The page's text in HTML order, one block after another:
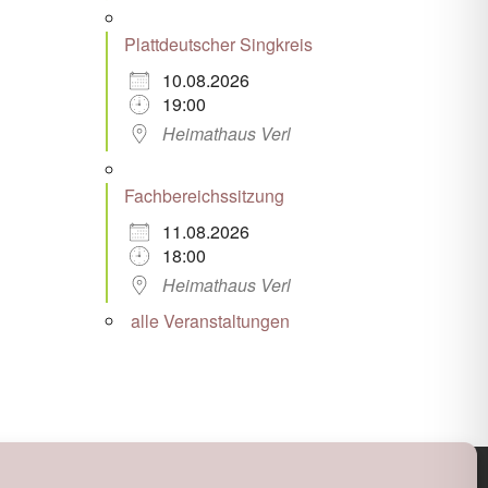
Plattdeutscher Singkreis
10.08.2026
19:00
Heimathaus Verl
Fachbereichssitzung
11.08.2026
18:00
Heimathaus Verl
alle Veranstaltungen